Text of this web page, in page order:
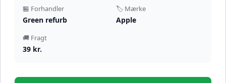
🏪 Forhandler
Green refurb
🏷️ Mærke
Apple
🚚 Fragt
39 kr.